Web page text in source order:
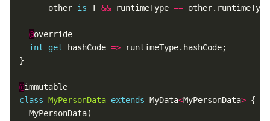
      other
is T && runtimeType ==
@
int
get hashCode =>
@
class MyPersonData extends MyData<MyPersonData>